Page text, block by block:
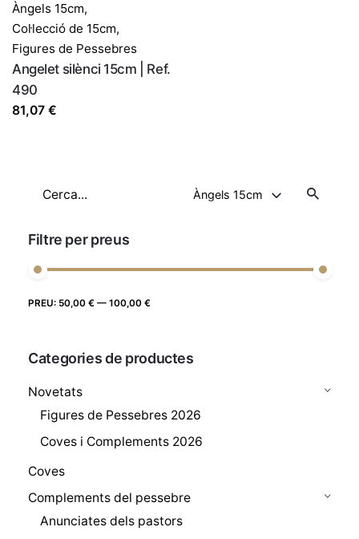
Cerca
Àngels 15cm
Filtre per preus
Preu
Preu
PREU: 50,00 € — 100,00 €
Categories de productes
Novetats
Figures de Pessebres 2026
Coves i Complements 2026
Coves
Complements del pessebre
Anunciates dels pastors
Àngels 15cm,
Col·lecció de 15cm,
Figures de Pessebres
Angelet silènci 15cm | Ref.
490
81,07 €